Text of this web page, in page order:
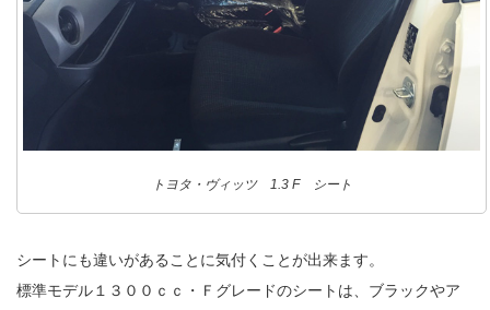
トヨタ・ヴィッツ 1.3 F シート
シートにも違いがあることに気付くことが出来ます。
標準モデル１３００ｃｃ・Ｆグレードのシートは、ブラックやア